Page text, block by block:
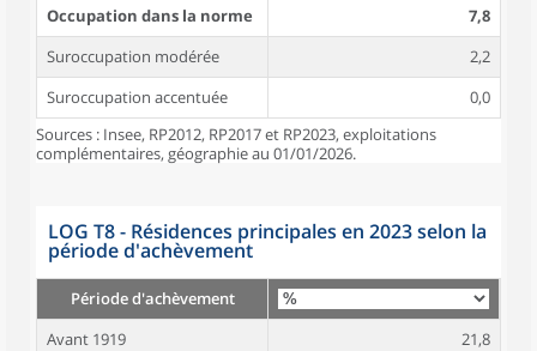
Occupation dans la norme
7,8
Suroccupation modérée
2,2
Suroccupation accentuée
0,0
Sources : Insee, RP2012, RP2017 et RP2023, exploitations
complémentaires, géographie au 01/01/2026.
LOG T8 - Résidences principales en 2023 selon la
période d'achèvement
Période d'achèvement
Avant 1919
21,8